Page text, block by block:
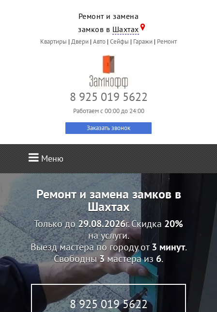
Ремонт и замена
замков в Шахтах
Квартиры | Двери | Авто | Сейфы | Гаражи | Ремонт
8 925 019 5622
Работаем c 00:00 до 24:00
Заказать звонок
Меню
Ремонт и замена замков в
Шахтах
Только до29.08.2026г. Скидка 20%
на услуги.
Выезд мастера по городу от3 минут.
Свободны3мастера из 6.
8 925 019 5622